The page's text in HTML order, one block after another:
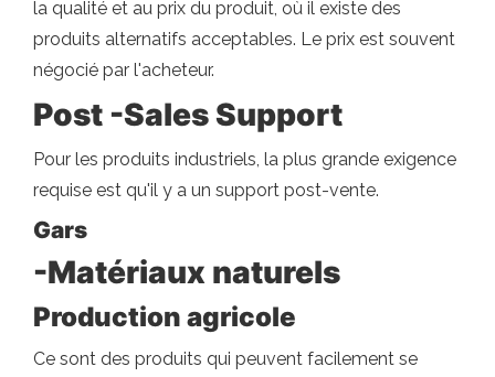
la qualité et au prix du produit, où il existe des
produits alternatifs acceptables. Le prix est souvent
négocié par l'acheteur.
Post -Sales Support
Pour les produits industriels, la plus grande exigence
requise est qu'il y a un support post-vente.
Gars
-Matériaux naturels
Production agricole
Ce sont des produits qui peuvent facilement se